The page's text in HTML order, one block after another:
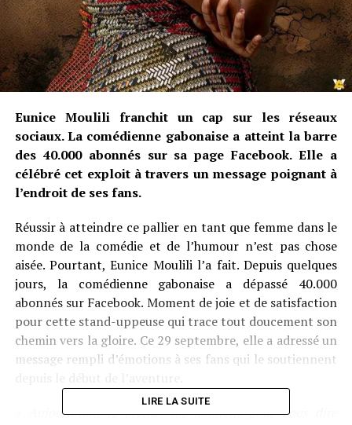
Eunice Moulili franchit un cap sur les réseaux
sociaux. La comédienne gabonaise a atteint la barre
des 40.000 abonnés sur sa page Facebook. Elle a
célébré cet exploit à travers un message poignant à
l’endroit de ses fans.
Réussir à atteindre ce pallier en tant que femme dans le
monde de la comédie et de l’humour n’est pas chose
aisée. Pourtant, Eunice Moulili l’a fait. Depuis quelques
jours, la comédienne gabonaise a dépassé 40.000
abonnés sur Facebook. Moment de joie et de satisfaction
pour cette stand-uppeuse qui trace tout doucement son
chemin vers la gloire. Ce 29 septembre, elle a adressé un
message rempli d’émotions à ses fans qui le soutiennent
« Aujourd’hui, je prends un moment pour vous dire
LIRE LA SUITE